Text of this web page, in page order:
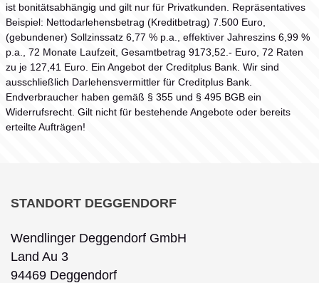
ist bonitätsabhängig und gilt nur für Privatkunden. Repräsentatives
Beispiel: Nettodarlehensbetrag (Kreditbetrag) 7.500 Euro,
(gebundener) Sollzinssatz 6,77 % p.a., effektiver Jahreszins 6,99 %
p.a., 72 Monate Laufzeit, Gesamtbetrag 9173,52.- Euro, 72 Raten
zu je 127,41 Euro. Ein Angebot der Creditplus Bank. Wir sind
ausschließlich Darlehensvermittler für Creditplus Bank.
Endverbraucher haben gemäß § 355 und § 495 BGB ein
Widerrufsrecht. Gilt nicht für bestehende Angebote oder bereits
erteilte Aufträgen!
STANDORT DEGGENDORF
Wendlinger Deggendorf GmbH
Land Au 3
94469 Deggendorf